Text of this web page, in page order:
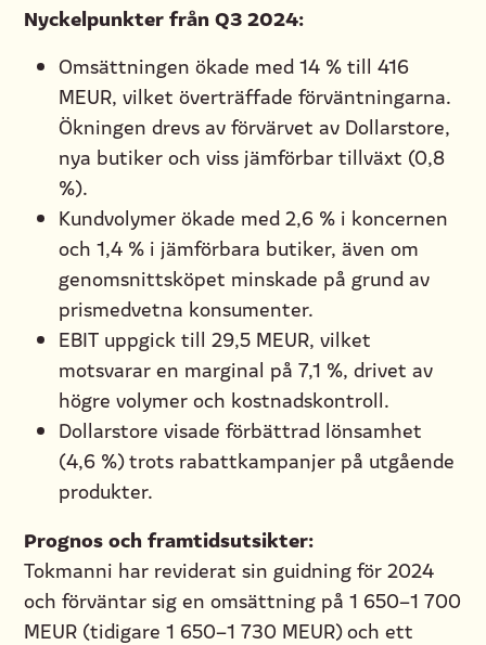
Nyckelpunkter från Q3 2024:
Omsättningen ökade med 14 % till 416
MEUR, vilket överträffade förväntningarna.
Ökningen drevs av förvärvet av Dollarstore,
nya butiker och viss jämförbar tillväxt (0,8
%).
Kundvolymer ökade med 2,6 % i koncernen
och 1,4 % i jämförbara butiker, även om
genomsnittsköpet minskade på grund av
prismedvetna konsumenter.
EBIT uppgick till 29,5 MEUR, vilket
motsvarar en marginal på 7,1 %, drivet av
högre volymer och kostnadskontroll.
Dollarstore visade förbättrad lönsamhet
(4,6 %) trots rabattkampanjer på utgående
produkter.
Prognos och framtidsutsikter:
Tokmanni har reviderat sin guidning för 2024
och förväntar sig en omsättning på 1 650–1 700
MEUR (tidigare 1 650–1 730 MEUR) och ett